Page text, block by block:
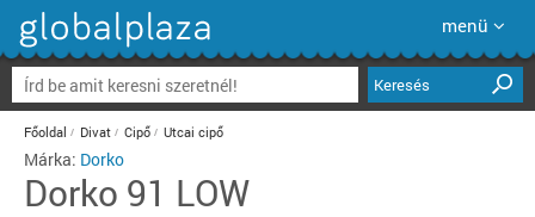
menü
Keresés
Főoldal Divat Cipő Utcai cipő
Márka: Dorko
Dorko 91 LOW